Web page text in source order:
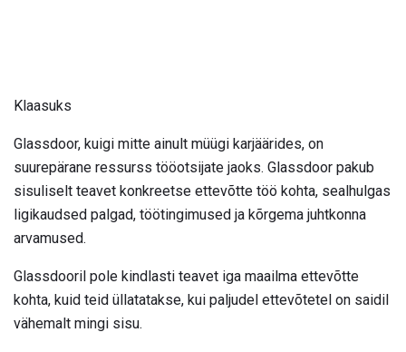
Klaasuks
Glassdoor, kuigi mitte ainult müügi karjäärides, on
suurepärane ressurss tööotsijate jaoks. Glassdoor pakub
sisuliselt teavet konkreetse ettevõtte töö kohta, sealhulgas
ligikaudsed palgad, töötingimused ja kõrgema juhtkonna
arvamused.
Glassdooril pole kindlasti teavet iga maailma ettevõtte
kohta, kuid teid üllatatakse, kui paljudel ettevõtetel on saidil
vähemalt mingi sisu.